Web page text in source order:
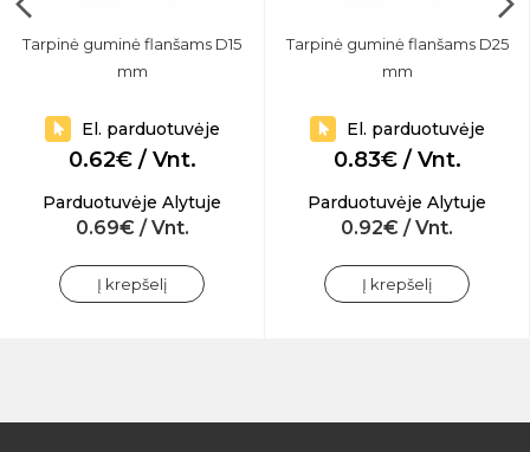
Tarpinė guminė flanšams D15
mm
El. parduotuvėje
0.62€ / Vnt.
Parduotuvėje Alytuje
0.69€ / Vnt.
Į krepšelį
Tarpinė guminė flanšams D25
mm
El. parduotuvėje
0.83€ / Vnt.
Parduotuvėje Alytuje
0.92€ / Vnt.
Į krepšelį